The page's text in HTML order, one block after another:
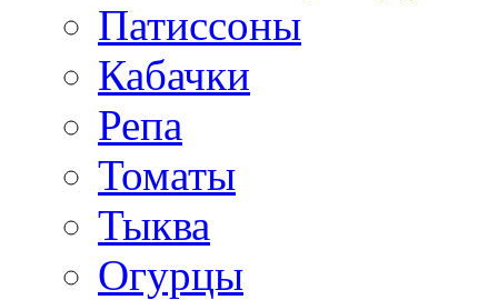
Патиссоны
Кабачки
Репа
Томаты
Тыква
Огурцы